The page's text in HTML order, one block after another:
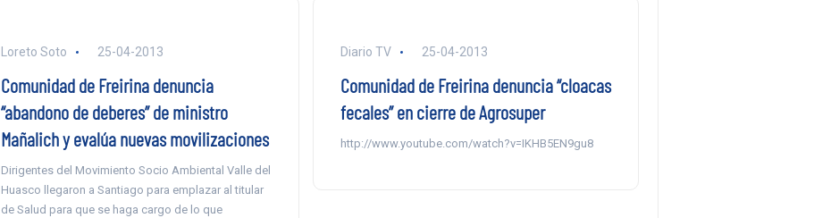
Loreto Soto 25-04-2013
Comunidad de Freirina denuncia
“abandono de deberes” de ministro
Mañalich y evalúa nuevas movilizaciones
Dirigentes del Movimiento Socio Ambiental Valle del
Huasco llegaron a Santiago para emplazar al titular
de Salud para que se haga cargo de lo que
Diario TV 25-04-2013
Comunidad de Freirina denuncia “cloacas
fecales” en cierre de Agrosuper
http://www.youtube.com/watch?v=IKHB5EN9gu8